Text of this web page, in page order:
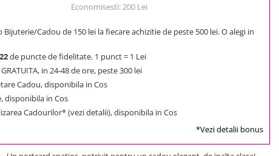
Economisesti:200 Lei
Bijuterie/Cadou de 150 lei la fiecare achizitie de peste 500 lei. O alegi in
22de puncte de fidelitate. 1 punct = 1 Lei
GRATUITA, in 24-48 de ore, peste 300 lei
Cadou, disponibila in Cos
disponibila in Cos
Cadourilor* (vezi detalii), disponibila in Cos
*Vezi detalii bonus